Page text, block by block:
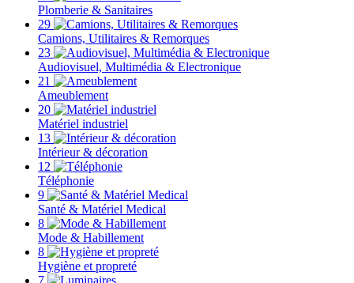
Plomberie & Sanitaires
29
Camions, Utilitaires & Remorques
23
Audiovisuel, Multimédia & Electronique
21
Ameublement
20
Matériel industriel
13
Intérieur & décoration
12
Téléphonie
9
Santé & Matériel Medical
8
Mode & Habillement
8
Hygiène et propreté
7